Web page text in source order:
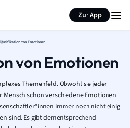
Zur App
von Emotionen
von Emotionen
Themenfeld. Obwohl sie jeder
Mensch schon verschiedene Emotionen
immer noch nicht einig
sind. Es gibt dementsprechend
Seite zusammenfassen